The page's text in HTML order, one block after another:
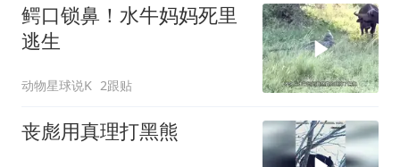
鳄口锁鼻！水牛妈妈死里
逃生
动物星球说K 2跟贴
丧彪用真理打黑熊